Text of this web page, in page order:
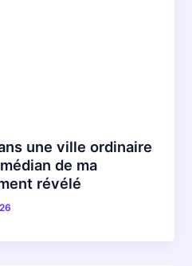
une ville ordinaire
de ma
révélé